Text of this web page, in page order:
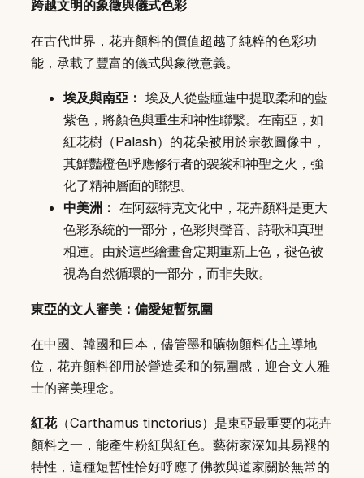
跨越文明的象徵與儀式色彩
在古代世界，花卉顏料的價值超越了純粹的色彩功
能，承載了豐富的儀式與象徵意義。
埃及與南亞： 埃及人從藍睡蓮中提取柔和的藍
紫色，將顏色與重生和神性聯繫。在南亞，如
紅花樹（Palash）的花朵被用於宗教圖像中，
其鮮豔橙色呼應修行者的袈裟和神聖之火，強
化了精神層面的聯想。
中美洲： 在阿茲特克文化中，花卉顏料是更大
色彩系統的一部分，色彩與聲音、詩歌和真理
相連。由於這些繪畫會定期重新上色，褪色被
視為自然循環的一部分，而非失敗。
東亞的文人審美：偏愛短暫氛圍
在中國、韓國和日本，儘管墨和礦物顏料佔主導地
位，花卉顏料卻用於營造柔和的氛圍感，迎合文人雅
士的審美理念。
紅花（Carthamus tinctorius）是東亞最重要的花卉
顏料之一，能產生粉紅與紅色。藝術家深知其易褪的
特性，這種短暫性恰好呼應了佛教與道家關於無常的